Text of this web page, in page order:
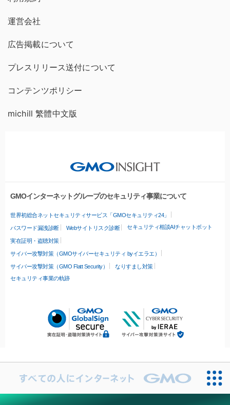
運営会社
広告掲載について
プレスリリース送付について
コンテンツポリシー
michill 繁體中文版
GMOインターネットグループのセキュリティ事業について
世界初総合ネットセキュリティサービス「GMOセキュリティ24」
パスワード漏洩診断 Webサイトリスク診断 セキュリティ相談AIチャットボット
実在証明・盗聴対策
サイバー攻撃対策（GMOサイバーセキュリティ byイエラエ）
サイバー攻撃対策（GMO Flatt Security）
なりすまし対策
セキュリティ事業の軌跡